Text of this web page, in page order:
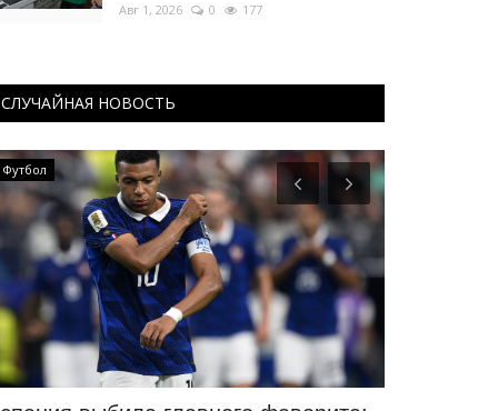
Авг 1, 2026 0 177
СЛУЧАЙНАЯ НОВОСТЬ
Футбол